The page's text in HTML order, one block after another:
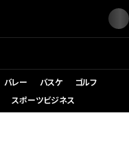
バレー バスケ
ゴルフ
スポーツビジネス